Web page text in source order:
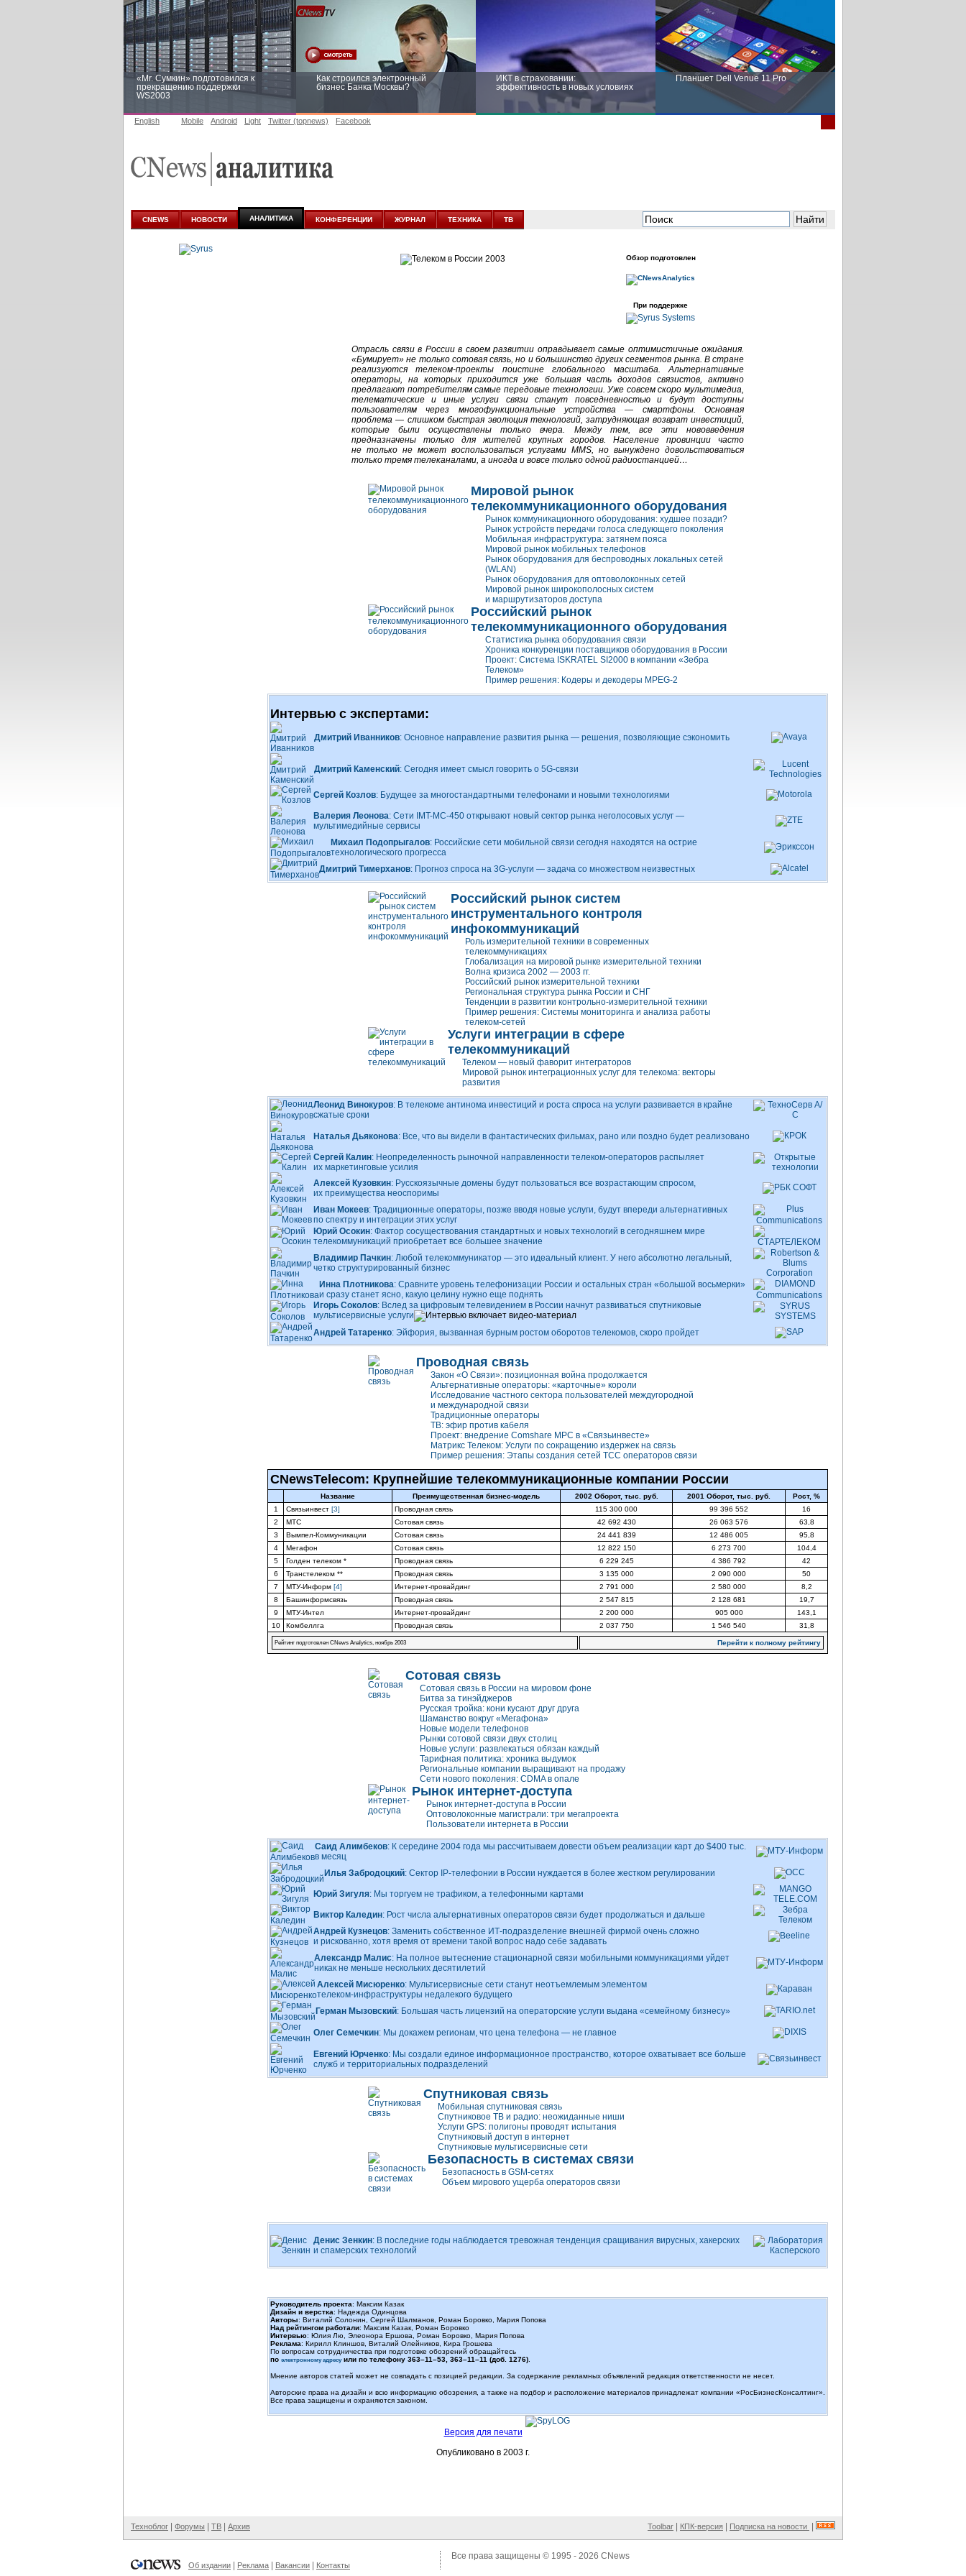
«Mr. Сумкин» подготовился к
прекращению поддержки
WS2003
Как строился электронный
бизнес Банка Москвы?
ИКТ в страховании:
эффективность в новых условиях
Планшет Dell Venue 11 Pro
аналитике
новых условиях
English Mobile Android Light Twitter (topnews) Facebook
CNEWS НОВОСТИ АНАЛИТИКА КОНФЕРЕНЦИИ ЖУРНАЛ ТЕХНИКА ТВ
Обзор подготовлен
При поддержке
Отрасль связи в России в своем развитии оправдывает самые оптимистичные ожидания.
«Бумирует» не только сотовая связь, но и большинство других сегментов рынка. В стране
реализуютсятелеком-проекты поистине глобального масштаба. Альтернативные
операторы, на которых приходится уже большая часть доходов связистов, активно
предлагают потребителям самые передовые технологии. Уже совсем скоро мультимедиа,
телематические и иные услуги связи станут повседневностью и будут доступны
пользователям через многофункциональные устройства — смартфоны. Основная
проблема — слишком быстрая эволюция технологий, затрудняющая возврат инвестиций,
которые были осуществлены только вчера. Между тем, все эти нововведения
предназначены только для жителей крупных городов. Население провинции часто
не только не может воспользоваться услугами MMS, но вынуждено довольствоваться
только тремя телеканалами, а иногда и вовсе только одной радиостанцией…
Мировой рынок
телекоммуникационного оборудования
Рынок коммуникационного оборудования: худшее позади?
Рынок устройств передачи голоса следующего поколения
Мобильная инфраструктура: затянем пояса
Мировой рынок мобильных телефонов
Рынок оборудования для беспроводных локальных сетей
(WLAN)
Рынок оборудования для оптоволоконных сетей
Мировой рынок широкополосных систем
и маршрутизаторов доступа
Российский рынок
телекоммуникационного оборудования
Статистика рынка оборудования связи
Хроника конкуренции поставщиков оборудования в России
Проект: Система ISKRATEL SI2000 в компании «Зебра
Телеком»
Пример решения: Кодеры и декодеры MPEG-2
Интервью с экспертами:
Дмитрий Иванников: Основное направление развития рынка — решения, позволяющие сэкономить
Дмитрий Каменский: Сегодня имеет смысл говорить о 5G-связи
Сергей Козлов: Будущее за многостандартными телефонами и новыми технологиями
Валерия Леонова: Сети IMT-MC-450 открывают новый сектор рынка неголосовых услуг —
мультимедийные сервисы
Михаил Подопрыгалов: Российские сети мобильной связи сегодня находятся на острие
технологического прогресса
Дмитрий Тимерханов: Прогноз спроса на 3G-услуги — задача со множеством неизвестных
Российский рынок систем
инструментального контроля
инфокоммуникаций
Роль измерительной техники в современных
телекоммуникациях
Глобализация на мировой рынке измерительной техники
Волна кризиса 2002 — 2003 гг.
Российский рынок измерительной техники
Региональная структура рынка России и СНГ
Тенденции в развитии контрольно-измерительной техники
Пример решения: Системы мониторинга и анализа работы
телеком-сетей
Услуги интеграции в сфере
телекоммуникаций
Телеком — новый фаворит интеграторов
Мировой рынок интеграционных услуг для телекома: векторы
развития
Леонид Винокуров: В телекоме антинома инвестиций и роста спроса на услуги развивается в крайне
сжатые сроки
Наталья Дьяконова: Все, что вы видели в фантастических фильмах, рано или поздно будет реализовано
Сергей Калин: Неопределенность рыночной направленности телеком-операторов распыляет
их маркетинговые усилия
Алексей Кузовкин: Русскоязычные домены будут пользоваться все возрастающим спросом,
их преимущества неоспоримы
Иван Мокеев: Традиционные операторы, позже вводя новые услуги, будут впереди альтернативных
по спектру и интеграции этих услуг
Юрий Осокин: Фактор сосуществования стандартных и новых технологий в сегодняшнем мире
телекоммуникаций приобретает все большее значение
Владимир Пачкин: Любой телекоммуникатор — это идеальный клиент. У него абсолютно легальный,
четко структурированный бизнес
Инна Плотникова: Сравните уровень телефонизации России и остальных стран «большой восьмерки»
и сразу станет ясно, какую целину нужно еще поднять
Игорь Соколов: Вслед за цифровым телевидением в России начнут развиваться спутниковые
мультисервисные услуги
Андрей Татаренко: Эйфория, вызванная бурным ростом оборотов телекомов, скоро пройдет
Проводная связь
Закон «О Связи»: позиционная война продолжается
Альтернативные операторы: «карточные» короли
Исследование частного сектора пользователей междугородной
и международной связи
Традиционные операторы
ТВ: эфир против кабеля
Проект: внедрение Comshare MPC в «Связьинвесте»
Матрикс Телеком: Услуги по сокращению издержек на связь
Пример решения: Этапы создания сетей ТСС операторов связи
CNewsTelecom: Крупнейшие телекоммуникационные компании России
Название Преимущественная бизнес-модель 2002 Оборот, тыс. руб. 2001 Оборот, тыс. руб.
Рост, %
1
Связьинвест [3] Проводная связь 115 300 000 99 396 552
16
2
МТС Сотовая связь 42 692 430 26 063 576
63,8
3
Вымпел-Коммуникации Сотовая связь 24 441 839 12 486 005
95,8
4
Мегафон Сотовая связь 12 822 150 6 273 700
104,4
5
Голден телеком * Проводная связь 6 229 245 4 386 792
42
6
Транстелеком ** Проводная связь 3 135 000 2 090 000
50
7
МТУ-Информ [4] Интернет-провайдинг 2 791 000 2 580 000
8,2
8
Башинформсвязь Проводная связь 2 547 815 2 128 681
19,7
9
МТУ-Интел Интернет-провайдинг 2 200 000 905 000
143,1
10
Комбеллга Проводная связь 2 037 750 1 546 540 31,8
Рейтинг подготовлен CNews Analytics, ноябрь 2003 Перейти к полному рейтингу
Сотовая связь
Сотовая связь в России на мировом фоне
Битва за тинэйджеров
Русская тройка: кони кусают друг друга
Шаманство вокруг «Мегафона»
Новые модели телефонов
Рынки сотовой связи двух столиц
Новые услуги: развлекаться обязан каждый
Тарифная политика: хроника выдумок
Региональные компании выращивают на продажу
Сети нового поколения: CDMA в опале
Рынок интернет-доступа
Рынок интернет-доступа в России
Оптоволоконные магистрали: три мегапроекта
Пользователи интернета в России
Саид Алимбеков: К середине 2004 года мы рассчитываем довести объем реализации карт до $400 тыс.
в месяц
Илья Забродоцкий: Сектор IP-телефонии в России нуждается в более жестком регулировании
Юрий Зигуля: Мы торгуем не трафиком, а телефонными картами
Виктор Каледин: Рост числа альтернативных операторов связи будет продолжаться и дальше
Андрей Кузнецов: Заменить собственное ИТ-подразделение внешней фирмой очень сложно
и рискованно, хотя время от времени такой вопрос надо себе задавать
Александр Малис: На полное вытеснение стационарной связи мобильными коммуникациями уйдет
никак не меньше нескольких десятилетий
Алексей Мисюренко: Мультисервисные сети станут неотъемлемым элементом
телеком-инфраструктуры недалекого будущего
Герман Мызовский: Большая часть лицензий на операторские услуги выдана «семейному бизнесу»
Олег Семечкин: Мы докажем регионам, что цена телефона — не главное
Евгений Юрченко: Мы создали единое информационное пространство, которое охватывает все больше
служб и территориальных подразделений
Спутниковая связь
Мобильная спутниковая связь
Спутниковое ТВ и радио: неожиданные ниши
Услуги GPS: полигоны проводят испытания
Спутниковый доступ в интернет
Спутниковые мультисервисные сети
Безопасность в системах связи
Безопасность в GSM-сетях
Объем мирового ущерба операторов связи
Денис Зенкин: В последние годы наблюдается тревожная тенденция сращивания вирусных, хакерских
и спамерских технологий
Руководитель проекта: Максим Казак
Дизайн и верстка: Надежда Одинцова
Авторы: Виталий Солонин, Сергей Шалманов, Роман Боровко, Мария Попова
Над рейтингом работали: Максим Казак, Роман Боровко
Интервью: Юлия Лю, Элеонора Ершова, Роман Боровко, Мария Попова
Реклама: Кирилл Клиншов, Виталий Олейников, Кира Грошева
По вопросам сотрудничества при подготовке обозрений обращайтесь
по электронному адресуили по телефону 363–11–53 363–11–11 (доб. 1276)
Мнение авторов статей может не совпадать с позицией редакции. За содержание рекламных объявлений редакция ответственности не несет.
Авторские права на дизайн и всю информацию обозрения, а также на подбор и расположение материалов принадлежат компании «РосБизнесКонсалтинг».
Все права защищены и охраняются законом.
Версия для печати
Опубликовано в 2003 г.
Техноблог Форумы ТВ Архив Toolbar КПК-версия Подписка на новости
Об издании Реклама Вакансии Контакты
Все права защищены © 1995 - 2026 CNews